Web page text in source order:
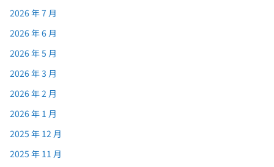
2026 年 7 月
2026 年 6 月
2026 年 5 月
2026 年 3 月
2026 年 2 月
2026 年 1 月
2025 年 12 月
2025 年 11 月